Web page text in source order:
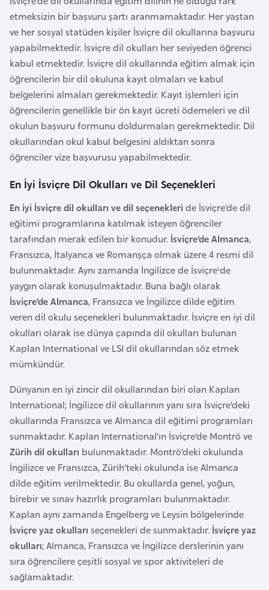
etmeksizin bir başvuru şartı aranmamaktadır. Her yaştan
ve her sosyal statüden kişiler İsviçre dil okullarına başvuru
yapabilmektedir. İsviçre dil okulları her seviyeden öğrenci
kabul etmektedir. İsviçre dil okullarında eğitim almak için
öğrencilerin bir dil okuluna kayıt olmaları ve kabul
belgelerini almaları gerekmektedir. Kayıt işlemleri için
öğrencilerin genellikle bir ön kayıt ücreti ödemeleri ve dil
okulun başvuru formunu doldurmaları gerekmektedir. Dil
okullarından okul kabul belgesini aldıktan sonra
öğrenciler vize başvurusu yapabilmektedir.
En İyi İsviçre Dil Okulları ve Dil Seçenekleri
En iyi İsviçre dil okulları ve dil seçenekleri de İsviçre’de dil
eğitimi programlarına katılmak isteyen öğrenciler
tarafından merak edilen bir konudur. İsviçre’de Almanca,
Fransızca, İtalyanca ve Romanşça olmak üzere 4 resmi dil
bulunmaktadır. Aynı zamanda İngilizce de İsviçre'de
yaygın olarak konuşulmaktadır. Buna bağlı olarak
İsviçre’de Almanca, Fransızca ve İngilizce dilde eğitim
veren dil okulu seçenekleri bulunmaktadır. İsviçre en iyi dil
okulları olarak ise dünya çapında dil okulları bulunan
Kaplan International ve LSI dil okullarından söz etmek
mümkündür.
Dünyanın en iyi zincir dil okullarından biri olan Kaplan
International; İngilizce dil okullarının yanı sıra İsviçre’deki
okullarında Fransızca ve Almanca dil eğitimi programları
sunmaktadır. Kaplan International’ın İsviçre’de Montrö ve
Zürih dil okulları bulunmaktadır. Montrö’deki okulunda
İngilizce ve Fransızca, Zürih’teki okulunda ise Almanca
dilde eğitim verilmektedir. Bu okullarda genel, yoğun,
birebir ve sınav hazırlık programları bulunmaktadır.
Kaplan aynı zamanda Engelberg ve Leysin bölgelerinde
İsviçre yaz okulları seçenekleri de sunmaktadır. İsviçre yaz
okulları; Almanca, Fransızca ve İngilizce derslerinin yanı
sıra öğrencilere çeşitli sosyal ve spor aktiviteleri de
sağlamaktadır.
r
i
y
e
t
i
C
e
z
y
r
C
i
b
u
t
i
Ç
i
n
D
a
n
i
m
a
r
k
a